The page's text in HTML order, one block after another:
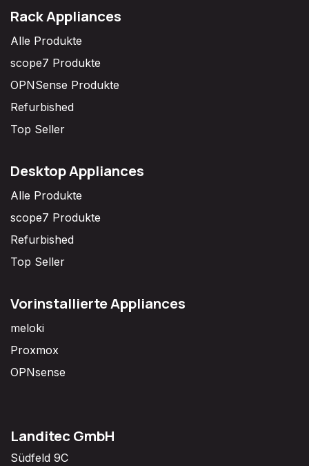
Rack Appliances
Alle Produkte
scope7 Produkte
OPNSense Produkte
Refurbished
Top Seller
Desktop Appliances
Alle Produkte
scope7 Produkte
Refurbished
Top Seller
Vorinstallierte Appliances
meloki
Proxmox
OPNsense
Landitec GmbH
Südfeld 9C